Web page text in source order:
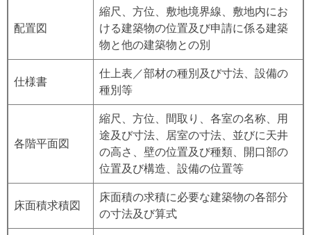
配置図
縮尺、方位、敷地境界線、敷地内にお
ける建築物の位置及び申請に係る建築
物と他の建築物との別
仕様書
仕上表／部材の種別及び寸法、設備の
種別等
各階平面図
縮尺、方位、間取り、各室の名称、用
途及び寸法、居室の寸法、並びに天井
の高さ、壁の位置及び種類、開口部の
位置及び構造、設備の位置等
床面積求積図
床面積の求積に必要な建築物の各部分
の寸法及び算式